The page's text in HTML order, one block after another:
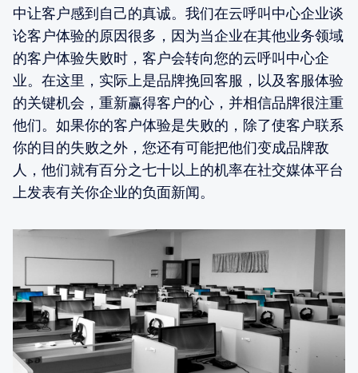
中让客户感到自己的真诚。我们在云呼叫中心企业谈
论客户体验的原因很多，因为当企业在其他业务领域
的客户体验失败时，客户会转向您的云呼叫中心企
业。在这里，实际上是品牌挽回客服，以及客服体验
的关键机会，重新赢得客户的心，并相信品牌很注重
他们。如果你的客户体验是失败的，除了使客户联系
你的目的失败之外，您还有可能把他们变成品牌敌
人，他们就有百分之七十以上的机率在社交媒体平台
上发表有关你企业的负面新闻。